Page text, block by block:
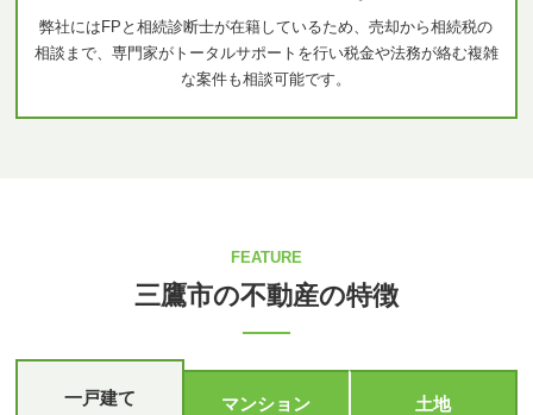
弊社にはFPと相続診断士が在籍しているため、売却から相続税の
相談まで、専門家がトータルサポートを行い税金や法務が絡む複雑
な案件も相談可能です。
FEATURE
三鷹市の不動産の特徴
一戸建て マンション 土地